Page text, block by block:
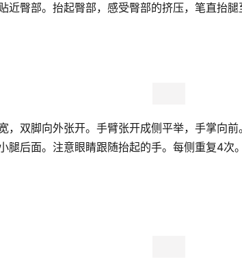
近臀部。抬起臀部，感受臀部的挤压，笔直抬
，双脚向外张开。手臂张开成侧平举，手掌向
腿后面。注意眼睛跟随抬起的手。每侧重复4次。